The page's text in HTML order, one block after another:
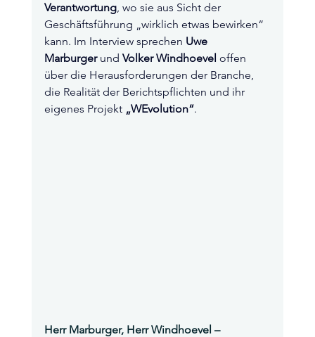
Verantwortung, wo sie aus Sicht der
Geschäftsführung „wirklich etwas bewirken“
kann. Im Interview sprechen Uwe
Marburger und Volker Windhoevel offen
über die Herausforderungen der Branche,
die Realität der Berichtspflichten und ihr
eigenes Projekt „WEvolution“.
Herr Marburger, Herr Windhoevel –